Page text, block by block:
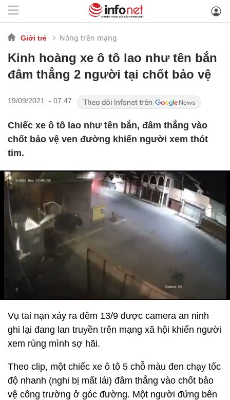
Giới trẻ Nóng trên mạng
Kinh hoàng xe ô tô lao như tên bắn
đâm thẳng 2 người tại chốt bảo vệ
19/09/2021 - 07:47
Chiếc xe ô tô lao như tên bắn, đâm thẳng vào
chốt bảo vệ ven đường khiến người xem thót
tim.
Vụ tai nạn xảy ra đêm 13/9 được camera an ninh
ghi lại đang lan truyền trên mạng xã hội khiến người
xem rùng mình sợ hãi.
Theo clip, một chiếc xe ô tô 5 chỗ màu đen chạy tốc
độ nhanh (nghi bị mất lái) đâm thẳng vào chốt bảo
vệ công trường ở góc đường. Một người đứng bên